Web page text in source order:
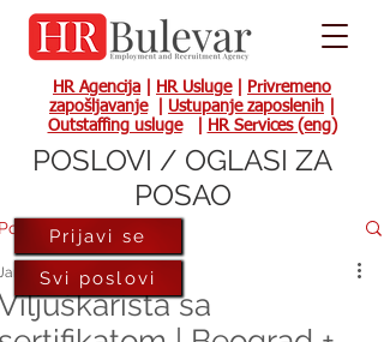
HR Agencija HR Usluge|
Privremeno
zapošljavanje| Ustupanje zaposlenih
Outstaffing usluge| HR Services (eng)
sa
30, 2023
Prijavi se
Svi poslovi
POSLOVI / OGLASI ZA
POSAO